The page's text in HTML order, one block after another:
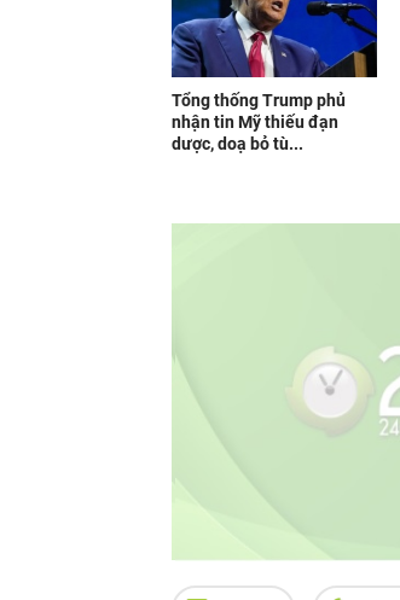
Tổng thống Trump phủ
nhận tin Mỹ thiếu đạn
dược, doạ bỏ tù...